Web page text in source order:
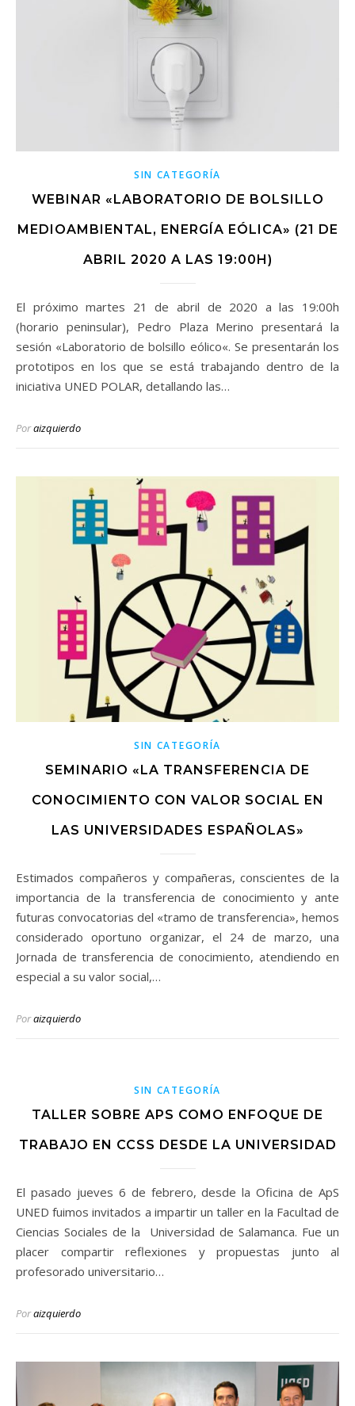
SIN CATEGORÍA
WEBINAR «LABORATORIO DE BOLSILLO
MEDIOAMBIENTAL, ENERGÍA EÓLICA» (21 DE
ABRIL 2020 A LAS 19:00H)
El próximo martes 21 de abril de 2020 a las 19:00h
(horario peninsular), Pedro Plaza Merino presentará la
sesión «Laboratorio de bolsillo eólico«. Se presentarán los
prototipos en los que se está trabajando dentro de la
iniciativa UNED POLAR, detallando las…
Poraizquierdo
SIN CATEGORÍA
SEMINARIO «LA TRANSFERENCIA DE
CONOCIMIENTO CON VALOR SOCIAL EN
LAS UNIVERSIDADES ESPAÑOLAS»
Estimados compañeros y compañeras, conscientes de la
importancia de la transferencia de conocimiento y ante
futuras convocatorias del «tramo de transferencia», hemos
considerado oportuno organizar, el 24 de marzo, una
Jornada de transferencia de conocimiento, atendiendo en
especial a su valor social,…
Poraizquierdo
SIN CATEGORÍA
TALLER SOBRE APS COMO ENFOQUE DE
TRABAJO EN CCSS DESDE LA UNIVERSIDAD
El pasado jueves 6 de febrero, desde la Oficina de ApS
UNED fuimos invitados a impartir un taller en la Facultad de
Ciencias Sociales de la Universidad de Salamanca. Fue un
placer compartir reflexiones y propuestas junto al
profesorado universitario…
Poraizquierdo